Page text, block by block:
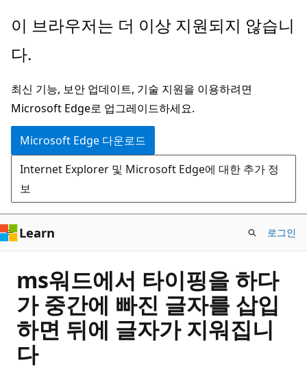
주
콘
츠
로
건
너
뛰
기
이 브라우저는 더 이상 지원되지 않습니
다.
최신 기능, 보안 업데이트, 기술 지원을 이용하려면
Microsoft Edge로 업그레이드하세요.
Microsoft Edge 다운로드
Internet Explorer 및 Microsoft Edge에 대한 추가 정
보
Learn 로그인
ms워드에서 타이핑을 하다
가 중간에 빠진 글자를 삽입
하면 뒤에 글자가 지워집니
다